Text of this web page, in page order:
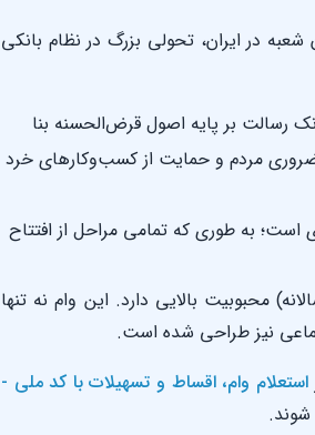
در ایران، تحولی بزرگ در نظام بانکی
رسالت بر پایه اصول قرض‌الحسنه بنا
ضروری مردم و حمایت از کسب‌وکارهای خرد
به طوری که تمامی مراحل از افتتاح
دلیل نرخ کارمزد بسیار پایین (تنها ۲ درصد سالانه) محبوبیت بالایی دارد. این وام نه تنها
نیز طراحی شده است.
استعلام وام، اقساط و تسهیلات با کد ملی -